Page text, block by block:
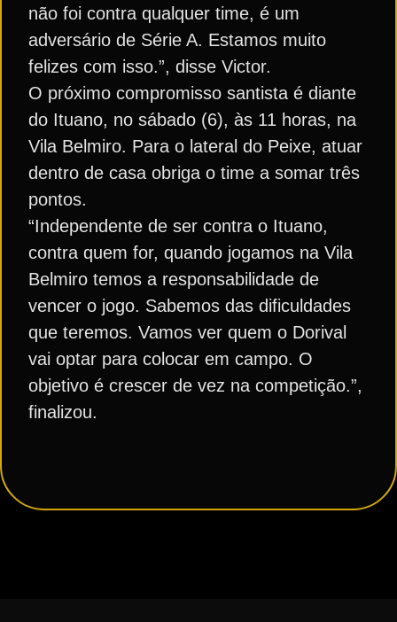
não foi contra qualquer time, é um
adversário de Série A. Estamos muito
felizes com isso.”, disse Victor.
O próximo compromisso santista é diante
do Ituano, no sábado (6), às 11 horas, na
Vila Belmiro. Para o lateral do Peixe, atuar
dentro de casa obriga o time a somar três
pontos.
“Independente de ser contra o Ituano,
contra quem for, quando jogamos na Vila
Belmiro temos a responsabilidade de
vencer o jogo. Sabemos das dificuldades
que teremos. Vamos ver quem o Dorival
vai optar para colocar em campo. O
objetivo é crescer de vez na competição.”,
finalizou.